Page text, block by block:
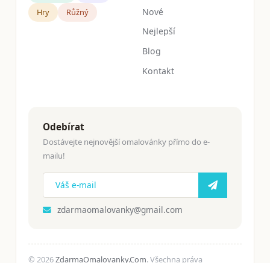
Hry
Růžný
Nové
Nejlepší
Blog
Kontakt
Odebírat
Dostávejte nejnovější omalovánky přímo do e-
mailu!
zdarmaomalovanky@gmail.com
© 2026ZdarmaOmalovanky.Com. Všechna práva